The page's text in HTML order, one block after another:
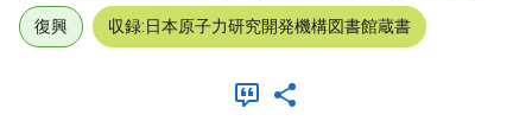
復興 収録:日本原子力研究開発機構図書館蔵書